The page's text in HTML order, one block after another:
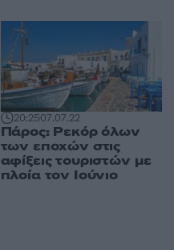
20:2507.07.22
Πάρος: Ρεκόρ όλων
των εποχών στις
αφίξεις τουριστών με
πλοία τον Ιούνιο